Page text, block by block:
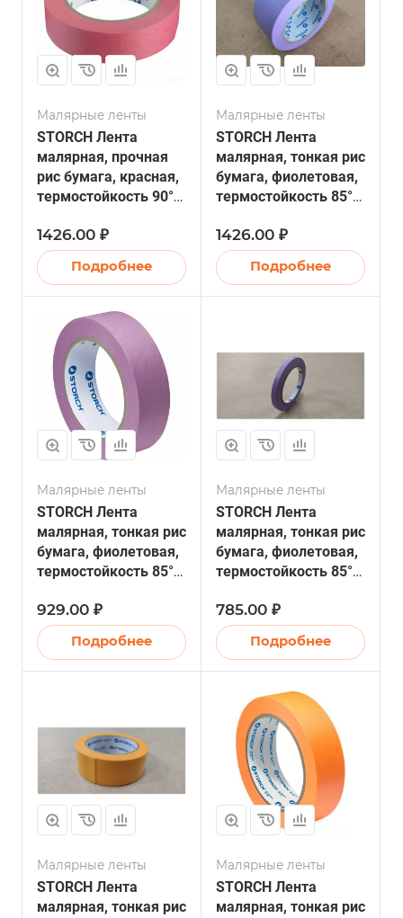
Малярные ленты
STORCH Лента
малярная, прочная
рис бумага, красная,
термостойкость 90°C,
1426.00 ₽
Подробнее
Малярные ленты
STORCH Лента
малярная, тонкая рис
бумага, фиолетовая,
термостойкость 85°C,
1426.00 ₽
Подробнее
Малярные ленты
STORCH Лента
малярная, тонкая рис
бумага, фиолетовая,
термостойкость 85°C,
929.00 ₽
Подробнее
Малярные ленты
STORCH Лента
малярная, тонкая рис
бумага, фиолетовая,
термостойкость 85°C,
785.00 ₽
Подробнее
Малярные ленты
STORCH Лента
малярная, тонкая рис
Малярные ленты
STORCH Лента
малярная, тонкая рис